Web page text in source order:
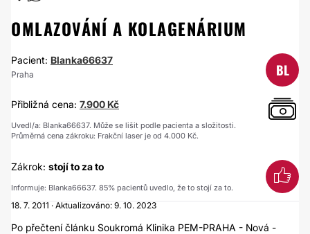
OMLAZOVÁNÍ A KOLAGENÁRIUM
Pacient: Blanka66637
Praha BL
Přibližná cena: 7.900 Kč
Uvedl/a: Blanka66637. Může se lišit podle pacienta a složitosti.
Průměrná cena zákroku: Frakční laser je od 4.000 Kč.
Zákrok: stojí to za to
Informuje: Blanka66637. 85% pacientů uvedlo, že to stojí za to.
18. 7. 2011 · Aktualizováno: 9. 10. 2023
Po přečtení článku Soukromá Klinika PEM-PRAHA - Nová -